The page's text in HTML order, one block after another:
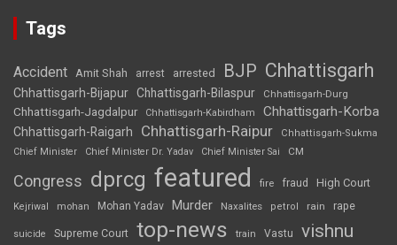
Tags
Accident Amit Shah arrest arrested BJP Chhattisgarh
Chhattisgarh-Bijapur Chhattisgarh-Bilaspur Chhattisgarh-Durg
Chhattisgarh-Jagdalpur Chhattisgarh-Kabirdham Chhattisgarh-Korba
Chhattisgarh-Raigarh Chhattisgarh-Raipur
Chhattisgarh-Sukma
Chief Minister
Chief Minister Dr. Yadav Chief Minister Sai CM
Congress dprcg featured fire fraud High Court
Kejriwal mohan Mohan Yadav Murder Naxalites petrol rain rape
suicide Supreme Court top-news train Vastu vishnu